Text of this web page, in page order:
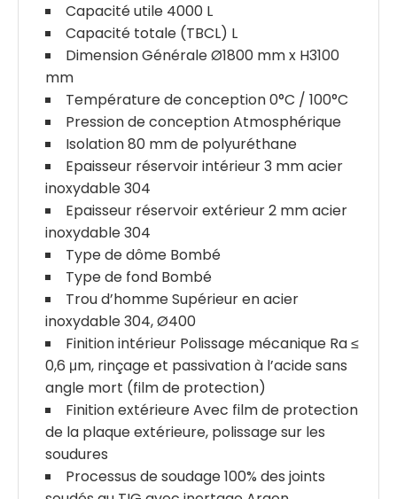
Capacité utile 4000 L
Capacité totale (TBCL) L
Dimension Générale Ø1800 mm x H3100
mm
Température de conception 0°C / 100°C
Pression de conception Atmosphérique
Isolation 80 mm de polyuréthane
Epaisseur réservoir intérieur 3 mm acier
inoxydable 304
Epaisseur réservoir extérieur 2 mm acier
inoxydable 304
Type de dôme Bombé
Type de fond Bombé
Trou d’homme Supérieur en acier
inoxydable 304, Ø400
Finition intérieur Polissage mécanique Ra ≤
0,6 μm, rinçage et passivation à l’acide sans
angle mort (film de protection)
Finition extérieure Avec film de protection
de la plaque extérieure, polissage sur les
soudures
Processus de soudage 100% des joints